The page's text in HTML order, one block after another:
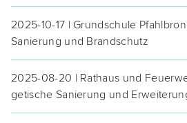
2025-10-17 | Grund­schu­le
Sanie­rung und Brandschutz
2025-08-20 | Rat­haus und
ge­ti­sche Sanie­rung und